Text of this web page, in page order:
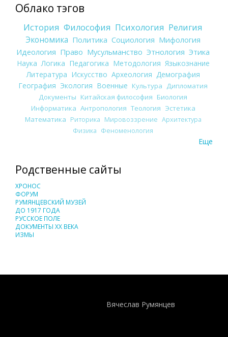
Облако тэгов
История Философия Психология Религия
Экономика Политика Социология Мифология
Идеология Право Мусульманство Этнология Этика
Наука Логика Педагогика Методология Языкознание
Литература Искусство Археология Демография
География Экология Военные Культура
Дипломатия
Документы Китайская философия Биология
Информатика Антропология Теология Эстетика
Математика Риторика Мировоззрение Архитектура
Физика Феноменология
Еще
Родственные сайты
ХРОНОС
ФОРУМ
РУМЯНЦЕВСКИЙ МУЗЕЙ
ДО 1917 ГОДА
РУССКОЕ ПОЛЕ
ДОКУМЕНТЫ XX ВЕКА
ИЗМЫ
Вячеслав Румянцев